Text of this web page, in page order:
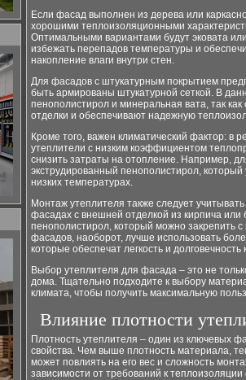
Если фасад выполнен из дерева или
хорошими теплоизоляционными
Оптимальными вариантами будут эковата
избежать перепадов температуры и
накопление влаги внутри стен.
Для фасадов с штукатурным покрытием
быть армированы штукатурной сеткой. В
пенополистирол и минеральная вата, так
отделки и обеспечивают надежную
Кроме того, важен климатический фактор: в
утеплители с низким коэффициентом
снизить затраты на отопление. Например,
экструдированный пенополистирол, который
низких температурах.
Монтаж утеплителя также следует
фасадах с внешней отделкой из кирпича
пенополистирол, который можно закрепить
фасадов, наоборот, лучше использовать
которые обеспечат легкость и долговечность
Выбор утеплителя для фасада – это не
дома. Тщательно подходите к выбору
климата, чтобы получить максимальную
Влияние плотности
Плотность утеплителя – один из ключевых
свойства. Чем выше плотность материала,
может повлиять на его вес и сложность
зависимости от требований к